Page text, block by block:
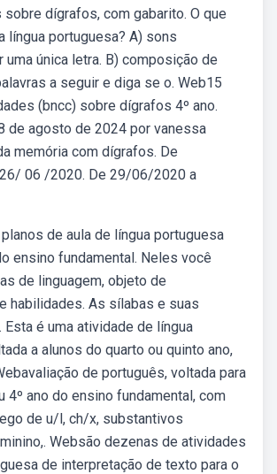
dígrafos, com gabarito. O que
língua portuguesa? A) sons
única letra. B) composição de
a seguir e diga se o. Web15
(bncc) sobre dígrafos 4º ano.
de agosto de 2024 por vanessa
memória com dígrafos. De
06 /2020. De 29/06/2020 a
de aula de língua portuguesa
ensino fundamental. Neles você
de linguagem, objeto de
habilidades. As sílabas e suas
é uma atividade de língua
a alunos do quarto ou quinto ano,
de português, voltada para
4º ano do ensino fundamental, com
de u/l, ch/x, substantivos
Websão dezenas de atividades
de interpretação de texto para o